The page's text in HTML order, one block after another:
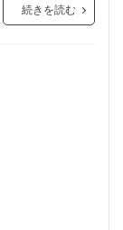
続きを読む